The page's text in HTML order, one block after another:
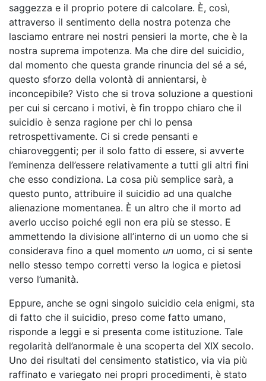
saggezza e il proprio potere di calcolare. È, così,
attraverso il sentimento della nostra potenza che
lasciamo entrare nei nostri pensieri la morte, che è la
nostra suprema impotenza. Ma che dire del suicidio,
dal momento che questa grande rinuncia del sé a sé,
questo sforzo della volontà di annientarsi, è
inconcepibile? Visto che si trova soluzione a questioni
per cui si cercano i motivi, è fin troppo chiaro che il
suicidio è senza ragione per chi lo pensa
retrospettivamente. Ci si crede pensanti e
chiaroveggenti; per il solo fatto di essere, si avverte
l’eminenza dell’essere relativamente a tutti gli altri fini
che esso condiziona. La cosa più semplice sarà, a
questo punto, attribuire il suicidio ad una qualche
alienazione momentanea. È un altro che il morto ad
averlo ucciso poiché egli non era più se stesso. E
ammettendo la divisione all’interno di un uomo che si
considerava fino a quel momento un uomo, ci si sente
nello stesso tempo corretti verso la logica e pietosi
verso l’umanità.
Eppure, anche se ogni singolo suicidio cela enigmi, sta
di fatto che il suicidio, preso come fatto umano,
risponde a leggi e si presenta come istituzione. Tale
regolarità dell’anormale è una scoperta del XIX secolo.
Uno dei risultati del censimento statistico, via via più
raffinato e variegato nei propri procedimenti, è stato